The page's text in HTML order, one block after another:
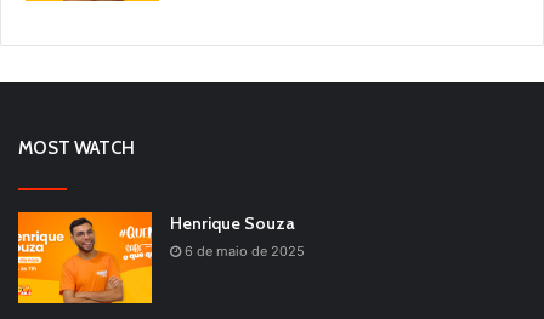
MOST WATCH
Henrique Souza
6 de maio de 2025